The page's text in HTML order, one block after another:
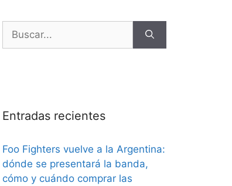
Entradas recientes
Foo Fighters vuelve a la Argentina:
dónde se presentará la banda,
cómo y cuándo comprar las